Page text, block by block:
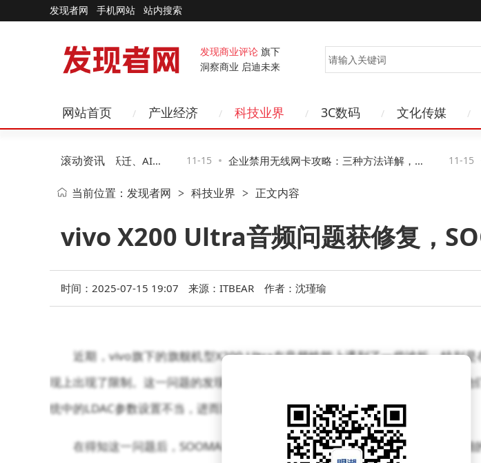
发现者网 手机网站 站内搜索
发现商业评论旗下
洞察商业 启迪未来
网站首页 产业经济 科技业界 3C数码 文化传媒
滚动资讯
新图景：智能硬件跃迁、AI赋 11-15 企业禁用无线网卡攻略：三种方法详解，第
二种助企业高效管控风险
11-15
当前位置： 发现者网 > 科技业界 > 正文内容
vivo X200 Ultra音频问题获修复，
时间：2025-07-15 19:07 来源：ITBEAR 作者：沈瑾瑜
近期，vivo旗下的旗舰机型X200 Ultra在音频性能上遇到了一些波折，特别是
现上出现了限制。这一问题的发现得益于第三方评测机构SOOMAL的深度检测，他
统中的LDAC参数设置不当，进而影响了手机的音质。
在得知这一问题后，SOOMAL迅速与vivo开发团队取得了联系，并提交了详